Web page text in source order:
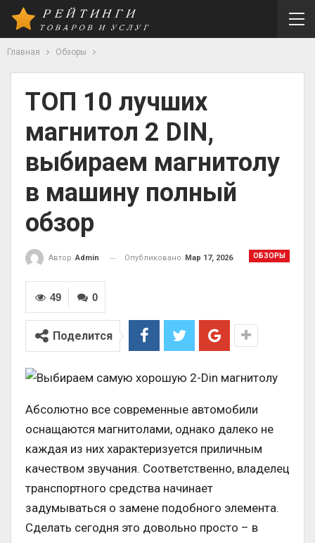
Главная Обзоры
ТОП 10 лучших
магнитол 2 DIN,
выбираем магнитолу
в машину полный
обзор
ОБЗОРЫ
Автор Admin Опубликовано Мар 17, 2026
0
49
Поделится
Абсолютно все современные автомобили
оснащаются магнитолами, однако далеко не
каждая из них характеризуется приличным
качеством звучания. Соответственно, владелец
транспортного средства начинает
задумываться о замене подобного элемента.
Сделать сегодня это довольно просто – в